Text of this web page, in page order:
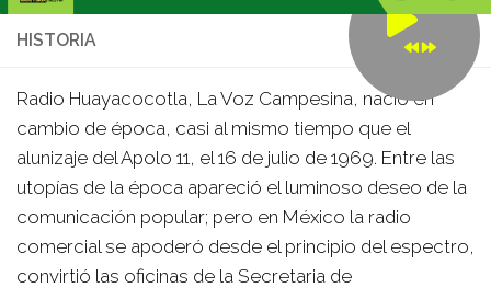
HISTORIA
Radio Huayacocotla, La Voz Campesina, nació en
cambio de época, casi al mismo tiempo que el
alunizaje del Apolo 11, el 16 de julio de 1969. Entre las
utopías de la época apareció el luminoso deseo de la
comunicación popular; pero en México la radio
comercial se apoderó desde el principio del espectro,
convirtió las oficinas de la Secretaria de